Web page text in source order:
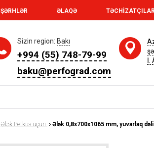
ŞƏRHLƏR ƏLAQƏ
Sizin region: Bakı
+994 (55) 748-79-99
baku@perfograd.com
İ.
Ələk Petkus üçün Ələk 0,8x700x1065 mm, yuvarlaq